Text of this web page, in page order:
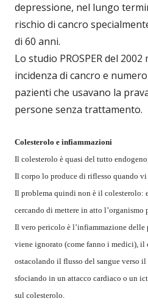
depressione, nel lungo
rischio di cancro
di 60 anni.
Lo studio PROSPER del
incidenza di cancro e
pazienti che usavano la
persone senza trattamento.
Colesterolo e infiammazioni
Il colesterolo è quasi del tutto
Il corpo lo produce di riflesso quando
Il problema quindi non è il colesterolo:
cercando di mettere in atto l’organismo
Il vero pericolo è l’infiammazione delle
viene ignorato (come fanno i medici), il
ostacolando il flusso del sangue verso
sfociando in un attacco cardiaco o un
sul colesterolo.